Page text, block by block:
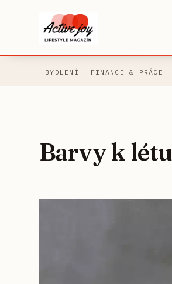
BYDLENÍ FINANCE & PRÁCE
Barvy k